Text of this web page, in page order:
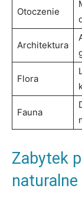
Otoczenie
Architektura
Flora
Fauna
Zabytek